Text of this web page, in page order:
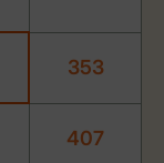
353
407